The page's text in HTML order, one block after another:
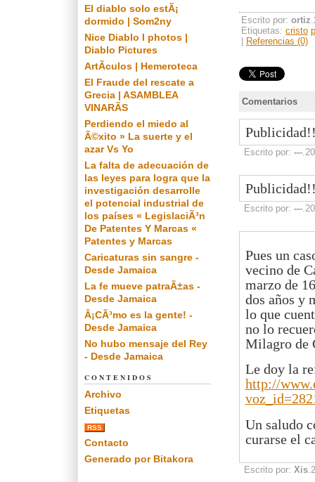
Escrito por: ortiz
Etiquetas: cristo
Referencias (0)
Comentarios
Escrito por: ---
Escrito por: ---
Pues un
vecino de
marzo de
dos años y
lo que
no lo
Milagro de
Le doy la
http://
Un saludo
curarse el
Escrito por: Xis
El diablo solo estÃ¡
dormido | Som2ny
Nice Diablo I photos |
Diablo Pictures
ArtÃ­culos | Hemeroteca
El Fraude del rescate a
Grecia | ASAMBLEA
VINARÃS
Perdiendo el miedo al
Ã©xito » La suerte y el
azar Vs Yo
La falta de adecuación de
las leyes para logra que la
investigación desarrolle
el potencial industrial de
los países « LegislaciÃ³n
De Patentes Y Marcas «
Patentes y Marcas
Caricaturas sin sangre -
Desde Jamaica
La fe mueve patraÃ±as -
Desde Jamaica
Â¡CÃ³mo es la gente! -
Desde Jamaica
No hubo mensaje del Rey
- Desde Jamaica
CONTENIDOS
Archivo
Etiquetas
RSS
Contacto
Generado por Bitakora